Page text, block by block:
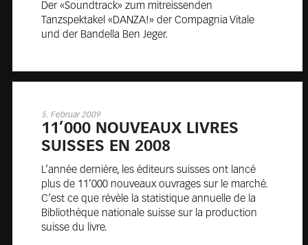
Der «Soundtrack» zum mitreissenden
Tanzspektakel «DANZA!» der Compagnia Vitale
und der Bandella Ben Jeger.
5. Februar 2009
11’000 NOU­VEAUX LIVRES
SUISSES EN 2008
L’année dernière, les éditeurs suisses ont lancé
plus de 11’000 nouveaux ouvrages sur le marché.
C’est ce que révèle la statistique annuelle de la
Bibliothèque nationale suisse sur la production
suisse du livre.